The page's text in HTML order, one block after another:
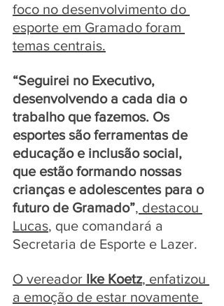
foco no desenvolvimento do
esporte em Gramado foram
temas centrais.
“Seguirei no Executivo,
desenvolvendo a cada dia o
trabalho que fazemos. Os
esportes são ferramentas de
educação e inclusão social,
que estão formando nossas
crianças e adolescentes para o
futuro de Gramado”, destacou
Lucas, que comandará a
Secretaria de Esporte e Lazer.
O vereador Ike Koetz, enfatizou
a emoção de estar novamente